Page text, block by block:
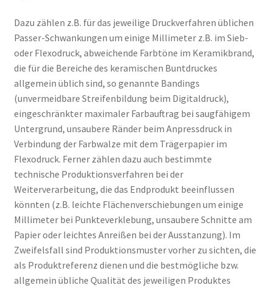
Dazu zählen z.B. für das jeweilige Druckverfahren üblichen
Passer-Schwankungen um einige Millimeter z.B. im Sieb-
oder Flexodruck, abweichende Farbtöne im Keramikbrand,
die für die Bereiche des keramischen Buntdruckes
allgemein üblich sind, so genannte Bandings
(unvermeidbare Streifenbildung beim Digitaldruck),
eingeschränkter maximaler Farbauftrag bei saugfähigem
Untergrund, unsaubere Ränder beim Anpressdruck in
Verbindung der Farbwalze mit dem Trägerpapier im
Flexodruck. Ferner zählen dazu auch bestimmte
technische Produktionsverfahren bei der
Weiterverarbeitung, die das Endprodukt beeinflussen
könnten (z.B. leichte Flächenverschiebungen um einige
Millimeter bei Punkteverklebung, unsaubere Schnitte am
Papier oder leichtes Anreißen bei der Ausstanzung). Im
Zweifelsfall sind Produktionsmuster vorher zu sichten, die
als Produktreferenz dienen und die bestmögliche bzw.
allgemein übliche Qualität des jeweiligen Produktes